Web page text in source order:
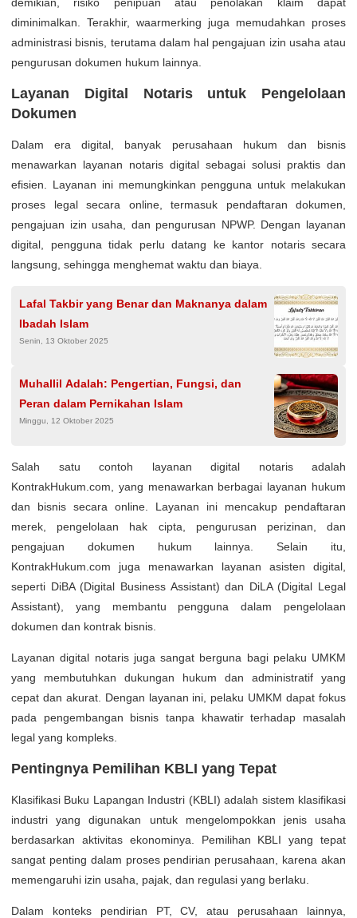
diminimalkan. Terakhir, waarmerking juga memudahkan proses
administrasi bisnis, terutama dalam hal pengajuan izin usaha atau
pengurusan dokumen hukum lainnya.
Layanan Digital Notaris untuk Pengelolaan
Dokumen
Dalam era digital, banyak perusahaan hukum dan bisnis
menawarkan layanan notaris digital sebagai solusi praktis dan
efisien. Layanan ini memungkinkan pengguna untuk melakukan
proses legal secara online, termasuk pendaftaran dokumen,
pengajuan izin usaha, dan pengurusan NPWP. Dengan layanan
digital, pengguna tidak perlu datang ke kantor notaris secara
langsung, sehingga menghemat waktu dan biaya.
Lafal Takbir yang Benar dan Maknanya dalam
Ibadah Islam
Senin, 13 Oktober 2025
Muhallil Adalah: Pengertian, Fungsi, dan
Peran dalam Pernikahan Islam
Minggu, 12 Oktober 2025
Salah satu contoh layanan digital notaris adalah
KontrakHukum.com, yang menawarkan berbagai layanan hukum
dan bisnis secara online. Layanan ini mencakup pendaftaran
merek, pengelolaan hak cipta, pengurusan perizinan, dan
pengajuan dokumen hukum lainnya. Selain itu,
KontrakHukum.com juga menawarkan layanan asisten digital,
seperti DiBA (Digital Business Assistant) dan DiLA (Digital Legal
Assistant), yang membantu pengguna dalam pengelolaan
dokumen dan kontrak bisnis.
Layanan digital notaris juga sangat berguna bagi pelaku UMKM
yang membutuhkan dukungan hukum dan administratif yang
cepat dan akurat. Dengan layanan ini, pelaku UMKM dapat fokus
pada pengembangan bisnis tanpa khawatir terhadap masalah
legal yang kompleks.
Pentingnya Pemilihan KBLI yang Tepat
Klasifikasi Buku Lapangan Industri (KBLI) adalah sistem klasifikasi
industri yang digunakan untuk mengelompokkan jenis usaha
berdasarkan aktivitas ekonominya. Pemilihan KBLI yang tepat
sangat penting dalam proses pendirian perusahaan, karena akan
memengaruhi izin usaha, pajak, dan regulasi yang berlaku.
Dalam konteks pendirian PT, CV, atau perusahaan lainnya,